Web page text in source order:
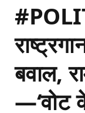
बवाल,
—‘वोट